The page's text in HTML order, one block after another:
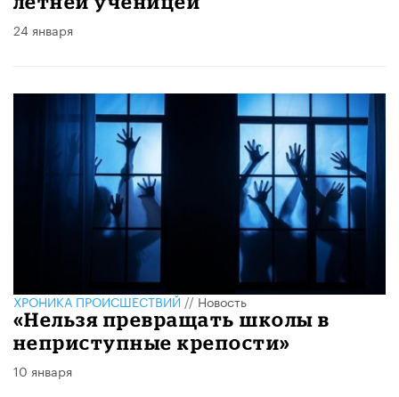
24 января
ХРОНИКА ПРОИСШЕСТВИЙ//Новость
«Нельзя превращать школы в
неприступные крепости»
10 января